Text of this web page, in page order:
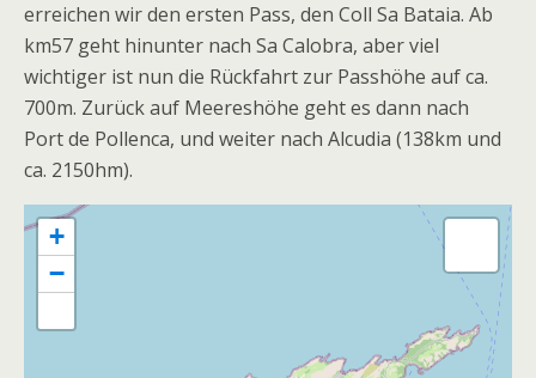
erreichen wir den ersten Pass, den Coll Sa Bataia. Ab
km57 geht hinunter nach Sa Calobra, aber viel
wichtiger ist nun die Rückfahrt zur Passhöhe auf ca.
700m. Zurück auf Meereshöhe geht es dann nach
Port de Pollenca, und weiter nach Alcudia (138km und
ca. 2150hm).
+
−